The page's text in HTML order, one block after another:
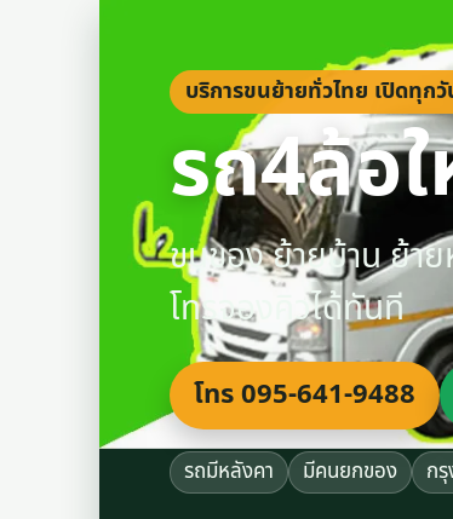
บริการขนย้ายทั่วไทย เปิดทุก
รถ4ล้อ
ขนของ ย้ายบ้าน ย้า
โทรจองคิวได้ทันที
โทร 095-641-9488
รถมีหลังคา มีคนยกของ ก